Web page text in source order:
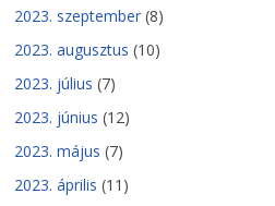
2023. szeptember (8)
2023. augusztus (10)
2023. július (7)
2023. június (12)
2023. május (7)
2023. április (11)